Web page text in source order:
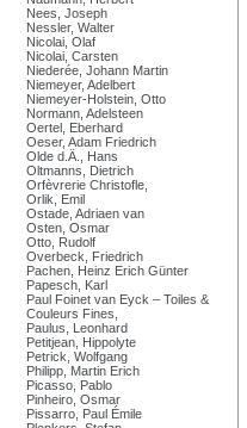
Nees, Joseph
Nessler, Walter
Nicolai, Olaf
Nicolai, Carsten
Niederée, Johann Martin
Niemeyer, Adelbert
Niemeyer-Holstein, Otto
Normann, Adelsteen
Oertel, Eberhard
Oeser, Adam Friedrich
Olde d.Ä., Hans
Oltmanns, Dietrich
Orfèvrerie Christofle,
Orlik, Emil
Ostade, Adriaen van
Osten, Osmar
Otto, Rudolf
Overbeck, Friedrich
Pachen, Heinz Erich Günter
Papesch, Karl
Paul Foinet van Eyck – Toiles &
Couleurs Fines,
Paulus, Leonhard
Petitjean, Hippolyte
Petrick, Wolfgang
Philipp, Martin Erich
Picasso, Pablo
Pinheiro, Osmar
Pissarro, Paul Émile